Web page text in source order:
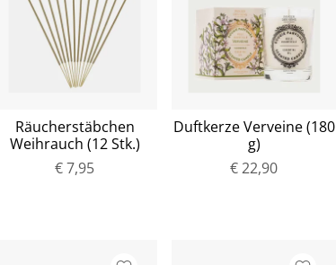
Räucherstäbchen
Weihrauch (12 Stk.)
€ 7,95
Duftkerze Verveine (180
g)
€ 22,90